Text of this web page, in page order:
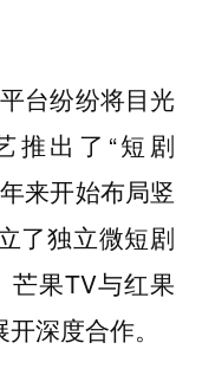
台纷纷将目光
推出了“短剧
来开始布局竖
了独立微短剧
芒果TV与红果
深度合作。